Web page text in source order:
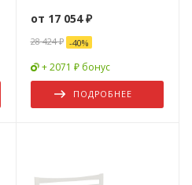
от 17 054 ₽
28 424 ₽ -40%
+ 2071 ₽ бонус
ПОДРОБНЕЕ